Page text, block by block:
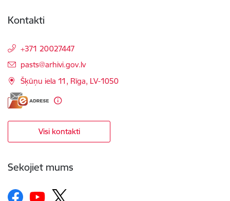
Kontakti
+371 20027447
E-pasts:
pasts@arhivi.gov.lv
Šķūņu iela 11, Rīga, LV-1050
Visi kontakti
Sekojiet mums